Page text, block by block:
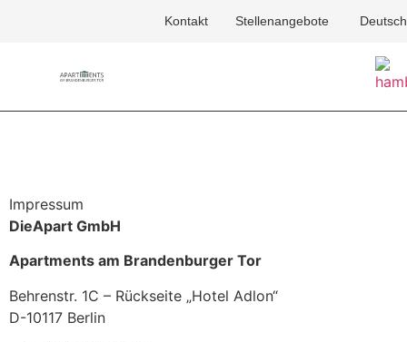
Kontakt Stellenangebote Deutsch
Impressum
DieApart GmbH
Apartments am Brandenburger Tor
Behrenstr. 1C – Rückseite „Hotel Adlon“
D-10117 Berlin